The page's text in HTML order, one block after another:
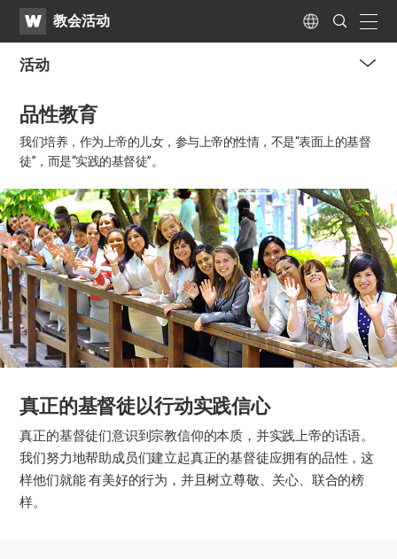
WATV教会活动 Language
Search
Submit
活动
品性教育
我们培养，作为上帝的儿女，参与上帝的性情， 不是“表面上的基督
徒”，而是“实践的基督徒”。
真正的基督徒以行动实践信心
真正的基督徒们意识到宗教信仰的本质，并实践上帝的话语。
我们努力地帮助成员们建立起真正的基督徒应拥有的品性，这
样他们就能有美好的行为，并且树立尊敬、关心、联合的榜
样。